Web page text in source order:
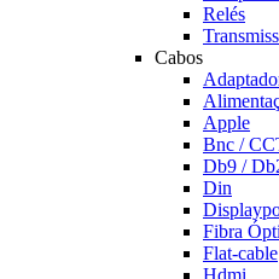
Relés
Cabos
Apple
Bnc /
Db9 /
Din
Fibra
Flat-cable
Hdmi